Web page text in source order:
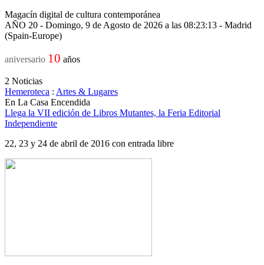
Magacín digital de cultura contemporánea
AÑO 20 - Domingo, 9 de Agosto de 2026 a las 08:23:13 - Madrid
(Spain-Europe)
aniversario 10 años
2 Noticias
Hemeroteca : Artes & Lugares
En La Casa Encendida
Llega la VII edición de Libros Mutantes, la Feria Editorial
Independiente
22, 23 y 24 de abril de 2016 con entrada libre